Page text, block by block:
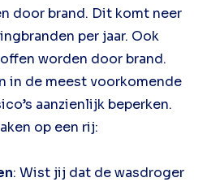
door brand. Dit komt neer
per jaar. Ook
worden door brand.
in de meest voorkomende
aanzienlijk beperken.
op een rij:
: Wist jij dat de wasdroger